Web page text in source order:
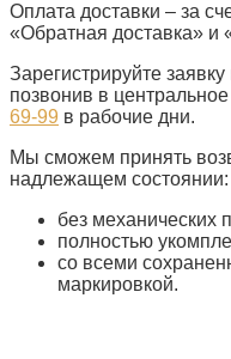
Оплата доставки – за
«Обратная доставка» и
Зарегистрируйте
позвонив в
69-99 в рабочие дни.
Мы сможем принять
надлежащем состоянии:
без механических
полностью
со всеми
маркировкой.